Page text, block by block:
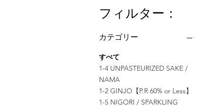
フィルター：
カテゴリー
すべて
1-4 UNPASTEURIZED SAKE /
NAMA
1-2 GINJO【P.R 60% or Less】
1-5 NIGORI / SPARKLING